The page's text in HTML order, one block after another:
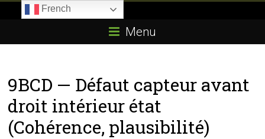
E85.com
passion
du
boîtier
éthanol
Menu
9BCD — Défaut capteur avant
droit intérieur état
(Cohérence, plausibilité)
French